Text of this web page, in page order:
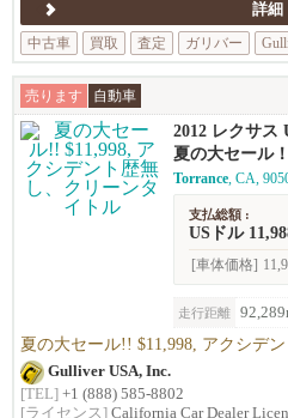
詳細
中古車
買取 査定 ガリバー
売ります 自動車
2012 レクサス
夏の大セール
Torrance, CA,
支払総額 :
USドル
[車体価格]
走行距離
夏の大セール!! $11,998, アクシデ
Gulliver USA, Inc.
[TEL] +1 (888) 585-8802
[ライセンス] California Car Dealer